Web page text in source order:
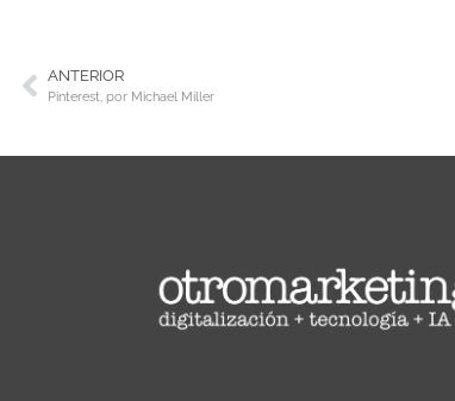
ANTERIOR
Pinterest, por Michael Miller